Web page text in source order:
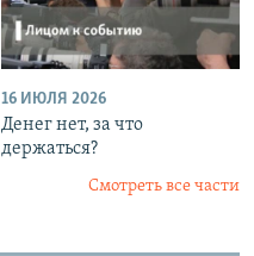
16 ИЮЛЯ 2026
Денег нет, за что
держаться?
Смотреть все части